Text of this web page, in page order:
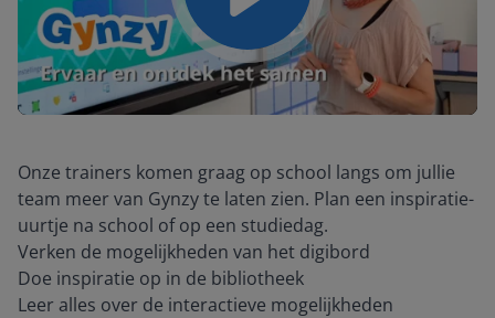
Onze trainers komen graag op school langs om jullie
team meer van Gynzy te laten zien. Plan een inspiratie-
uurtje na school of op een studiedag.
Verken de mogelijkheden van het digibord
Doe inspiratie op in de bibliotheek
Leer alles over de interactieve mogelijkheden
Mute Settings